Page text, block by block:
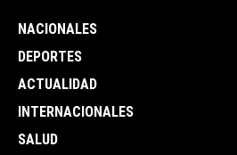
NACIONALES
DEPORTES
ACTUALIDAD
INTERNACIONALES
SALUD